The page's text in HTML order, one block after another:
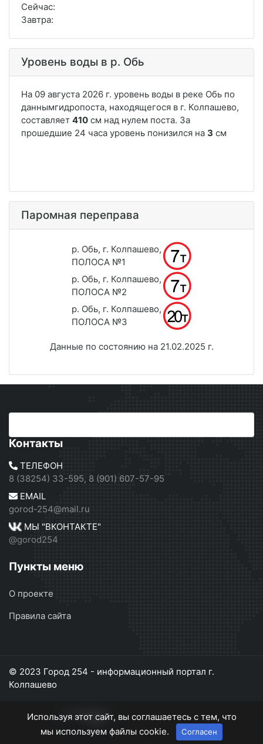
Сейчас:
Завтра:
Уровень воды в р. Обь
Паромная переправа
р. Обь, г. Колпашево,
ПОЛОСА №1
р. Обь, г. Колпашево,
ПОЛОСА №2
р. Обь, г. Колпашево,
ПОЛОСА №3
Данные по состоянию на 21.02.2025 г.
Контакты
ТЕЛЕФОН
8 (38254) 33-595, 8 (901) 607-57-95
EMAIL
gorod-254@mail.ru
МЫ "ВКОНТАКТЕ"
@gorod254
Пункты меню
О проекте
Правила сайта
© 2023 Город 254 - информационный портал г.
Колпашево
Используя этот сайт, вы соглашаетесь с тем, что
мы используем файлы cookie.
Согласен